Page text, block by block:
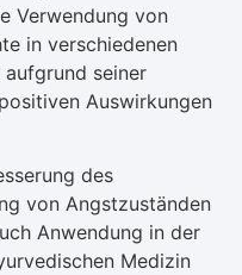
Verwendung von
in verschiedenen
seiner
Auswirkungen
des
von Angstzuständen
Anwendung in der
Medizin